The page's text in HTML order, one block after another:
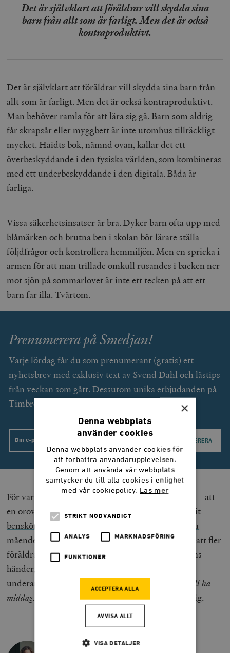
Det är självklart att föräldrar vill skydda sina
barn från allt som är farligt. Men det är också
kontraproduktivt.
Det är självklart att föräldrar vill skydda sina barn från
allt som är farligt. Men det är också kontraproduktivt.
Man behöver ramla för att lära sig gå. Barn som aldrig
får skrapsår eller myggbett är inte utomhus tillräckligt
mycket. Haidts bok, nämnd ovan, kallar det ett
överbeskyddande i den fysiska världen, som kombineras
med ett underbeskyddande i den digitala. Båda är
farliga.
Vissa säkerhetsinsatser är bra. Dyker barn ofta upp med
blåmärken och brutna ben i skolan bör lärare ställa
följdfrågor och kontrollera hemmiljön. Men en spricka i
armen för att man trillade omkull rusandes i backen ner
mot sjön på sommarlovet är inte ett tecken på att ett
barn far illa. Tvärtom.
Prenumerera på Smedjan!
Varje lördag får du som prenumerant (gratis) ett
nyhetsbrev med exklusiv text av Svend Dahl och lästips
från veckan som gått. Dessutom unika erbjudanden på
Timbro förlags utgivning.
Email
För varje forskningsartikel om mobilgenerationen – att
en oroväckande andel avSveriges åttaåringar blivit
bensköra
tonåringars psykiska
mående förvärrats av sociala medier– hoppas jag att fler
föräldrar ska dra ut modemet, ta iPaden ur barnens
händer, klottra sitt eget telefonnummer på deras
underarm och säga
Kom hem när du vill ha
middag.
Det verkar även vara vad barnen önskar sig.
KARIN PETTERSSON
×
Denna webbplats
använder cookies
Denna webbplats använder cookies för
att förbättra användarupplevelsen.
Genom att använda vår webbplats
samtycker du till alla cookies i enlighet
med vår cookiepolicy. Läs mer
STRIKT NÖDVÄNDIGT
ANALYS MARKNADSFÖRING
FUNKTIONER
ACCEPTERA ALLA
AVVISA ALLT
VISA DETALJER